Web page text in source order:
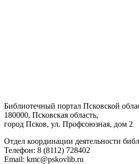
Библиотечный портал Псковской
180000, Псковская область,
город Псков, ул. Профсоюзная, дом 2
Отдел координации деятельности
Телефон: 8 (8112) 728402
Email: kmc@pskovlib.ru